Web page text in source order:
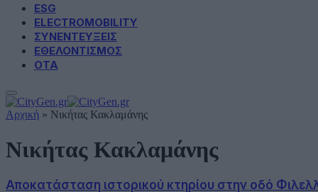
ESG
ELECTROMOBILITY
ΣΥΝΕΝΤΕΥΞΕΙΣ
ΕΘΕΛΟΝΤΙΣΜΟΣ
ΟΤΑ
Αρχική » Νικήτας Κακλαμάνης
Νικήτας Κακλαμάνης
Αποκατάσταση ιστορικού κτηρίου στην οδό